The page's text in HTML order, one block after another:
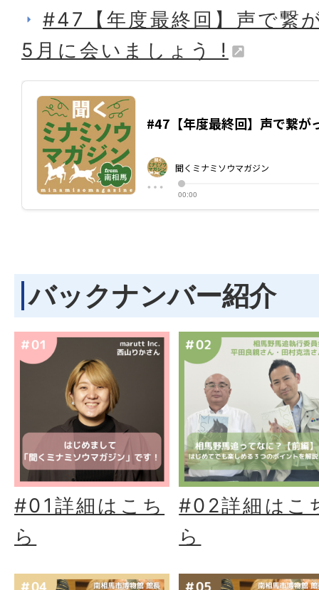
#47【年度最終回】声で繋
5月に会いましょう !
バックナンバー紹介
#01詳細はこち
ら
#02詳細はこ
ら